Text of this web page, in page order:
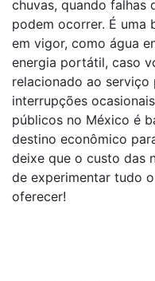
chuvas, quando falhas
podem ocorrer. É uma
em vigor, como água
energia portátil, caso
relacionado ao serviço
interrupções
públicos no México é
destino econômico
deixe que o custo das
de experimentar tudo
oferecer!